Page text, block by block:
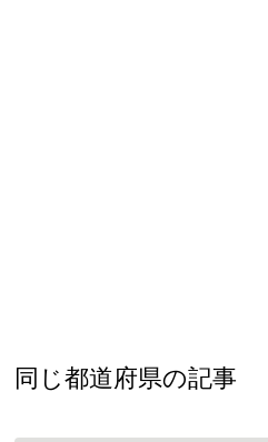
同じ都道府県の記事